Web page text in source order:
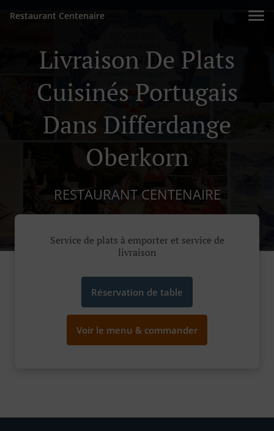
Restaurant Centenaire
Livraison De Plats
Cuisinés Portugais
Dans Differdange
Oberkorn
RESTAURANT CENTENAIRE
Service de plats à emporter et service de
livraison
Réservation de table
Voir le menu & commander